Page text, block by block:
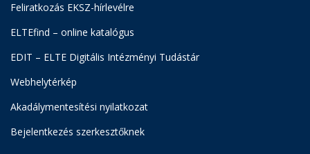
Feliratkozás EKSZ-hírlevélre
ELTEfind – online katalógus
EDIT – ELTE Digitális Intézményi Tudástár
Webhelytérkép
Akadálymentesítési nyilatkozat
Bejelentkezés szerkesztőknek